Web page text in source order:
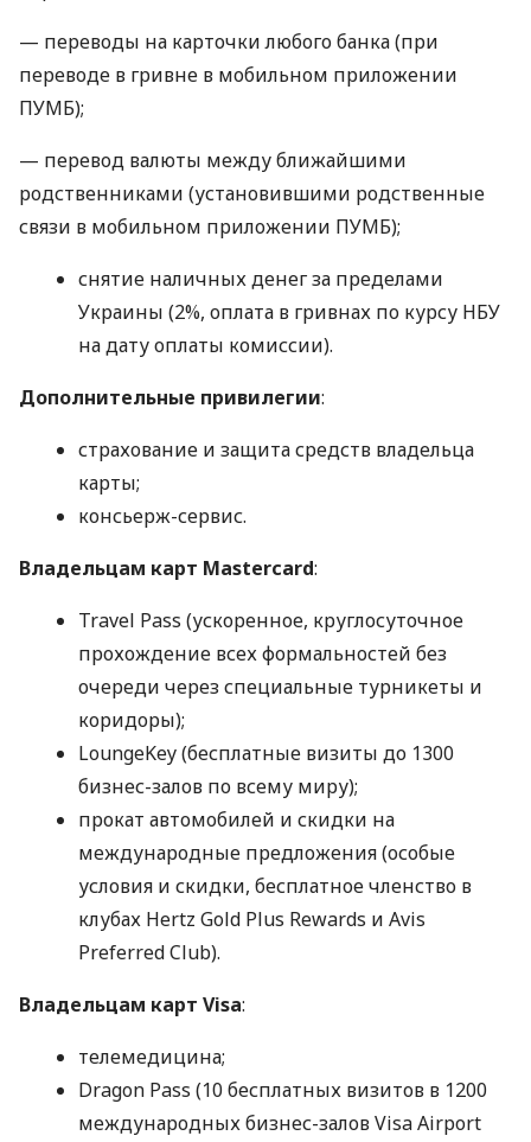
— переводы на карточки любого банка (при
переводе в гривне в мобильном приложении
ПУМБ);
— перевод валюты между ближайшими
родственниками (установившими родственные
связи в мобильном приложении ПУМБ);
снятие наличных денег за пределами
Украины (2%, оплата в гривнах по курсу НБУ
на дату оплаты комиссии).
Дополнительные привилегии:
страхование и защита средств владельца
карты;
консьерж-сервис.
Владельцам карт Mastercard:
Travel Pass (ускоренное, круглосуточное
прохождение всех формальностей без
очереди через специальные турникеты и
коридоры);
LoungeKey (бесплатные визиты до 1300
бизнес-залов по всему миру);
прокат автомобилей и скидки на
международные предложения (особые
условия и скидки, бесплатное членство в
клубах Hertz Gold Plus Rewards и Avis
Preferred Club).
Владельцам карт Visa:
телемедицина;
Dragon Pass (10 бесплатных визитов в 1200
международных бизнес-залов Visa Airport